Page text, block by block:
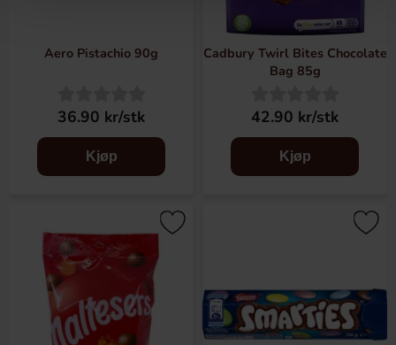
Aero Pistachio 90g
36.90 kr/stk
Kjøp
Cadbury Twirl Bites Chocolate
Bag 85g
42.90 kr/stk
Kjøp